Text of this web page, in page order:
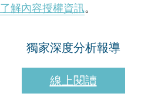
了解內容授權資訊。
獨家深度分析報導
線上閱讀